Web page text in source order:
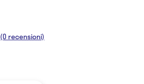
(0 recensioni)